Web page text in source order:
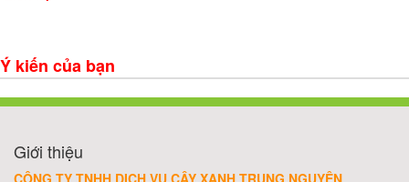
Ý kiến của bạn
Giới thiệu